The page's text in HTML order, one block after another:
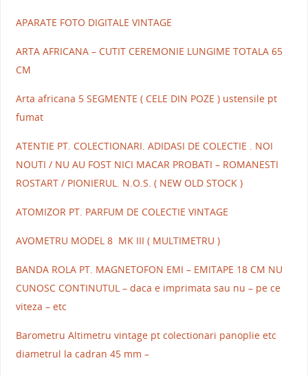
APARATE FOTO DIGITALE VINTAGE
ARTA AFRICANA – CUTIT CEREMONIE LUNGIME TOTALA 65
CM
Arta africana 5 SEGMENTE ( CELE DIN POZE ) ustensile pt
fumat
ATENTIE PT. COLECTIONARI. ADIDASI DE COLECTIE . NOI
NOUTI / NU AU FOST NICI MACAR PROBATI – ROMANESTI
ROSTART / PIONIERUL. N.O.S. ( NEW OLD STOCK )
ATOMIZOR PT. PARFUM DE COLECTIE VINTAGE
AVOMETRU MODEL 8 MK III ( MULTIMETRU )
BANDA ROLA PT. MAGNETOFON EMI – EMITAPE 18 CM NU
CUNOSC CONTINUTUL – daca e imprimata sau nu – pe ce
viteza – etc
Barometru Altimetru vintage pt colectionari panoplie etc
diametrul la cadran 45 mm –